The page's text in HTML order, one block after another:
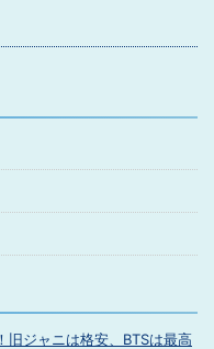
ジャニは格安、BTSは最高